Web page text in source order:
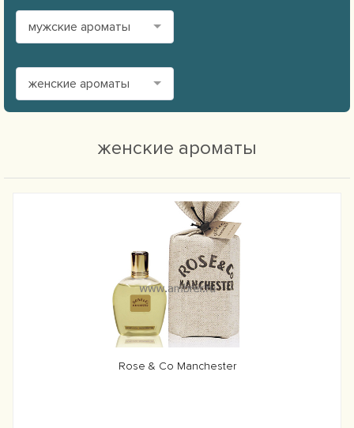
мужские ароматы
женские ароматы
женские ароматы
Rose & Co Manchester